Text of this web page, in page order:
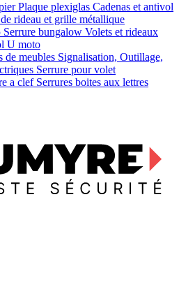
Plaque plexiglas Cadenas et antivol
rideau et grille métallique
Serrure bungalow Volets et rideaux
U moto
de meubles Signalisation, Outillage,
Serrure pour volet
a clef Serrures boites aux lettres